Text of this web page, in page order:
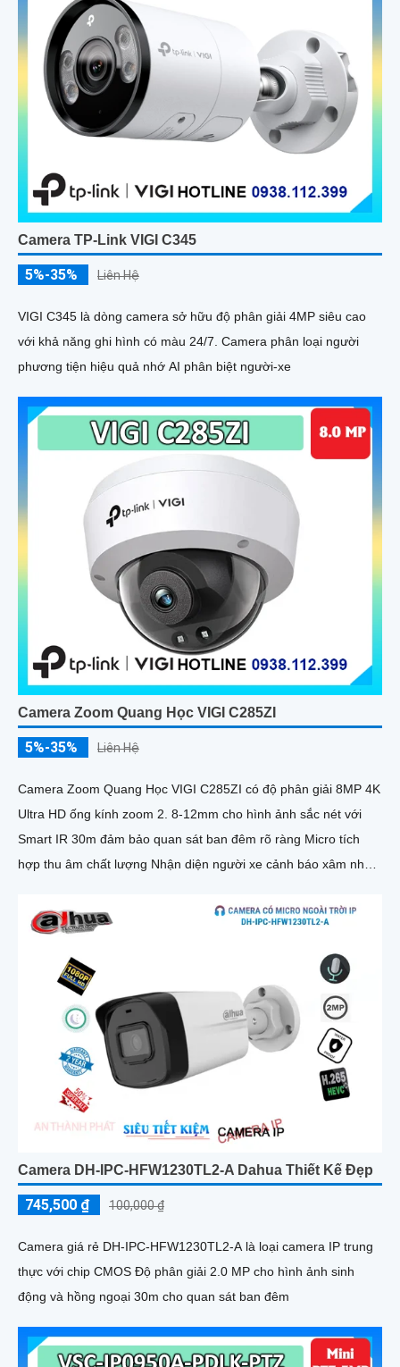
Camera TP-Link VIGI C345
5%-35% Liên Hệ
VIGI C345 là dòng camera sở hữu độ phân giải 4MP siêu cao
với khả năng ghi hình có màu 24/7. Camera phân loại người
phương tiện hiệu quả nhớ AI phân biệt người-xe
Camera Zoom Quang Học VIGI C285ZI
5%-35% Liên Hệ
Camera Zoom Quang Học VIGI C285ZI có độ phân giải 8MP 4K
Ultra HD ống kính zoom 2. 8-12mm cho hình ảnh sắc nét với
Smart IR 30m đảm bảo quan sát ban đêm rõ ràng Micro tích
hợp thu âm chất lượng Nhận diện người xe cảnh báo xâm nhập
Camera DH-IPC-HFW1230TL2-A Dahua Thiết Kế Đẹp
745,500 ₫ 100,000 ₫
Camera giá rẻ DH-IPC-HFW1230TL2-A là loại camera IP trung
thực với chip CMOS Độ phân giải 2.0 MP cho hình ảnh sinh
động và hồng ngoại 30m cho quan sát ban đêm